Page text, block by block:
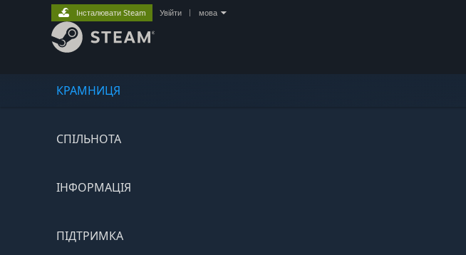
КРАМНИЦЯ
СПІЛЬНОТА
ІНФОРМАЦІЯ
ПІДТРИМКА
Інсталювати Steam Увійти мова